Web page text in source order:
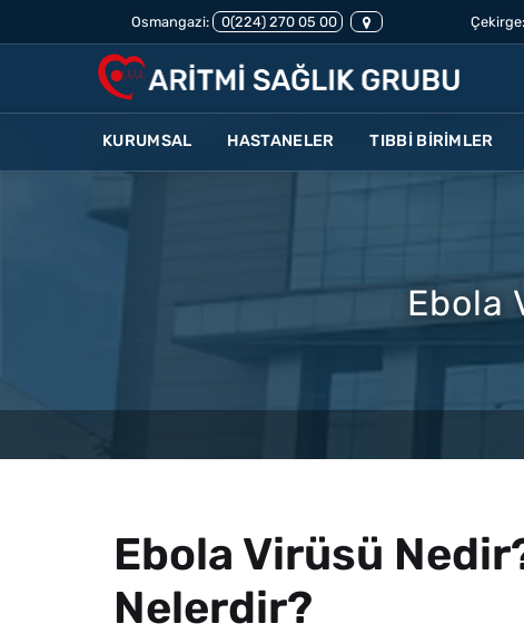
Osmangazi: 0(224) 270 05 00 Çekirge:
KURUMSAL HASTANELER TIBBİ BİRİMLER
Ebola
Ebola Virüsü
Nelerdir?